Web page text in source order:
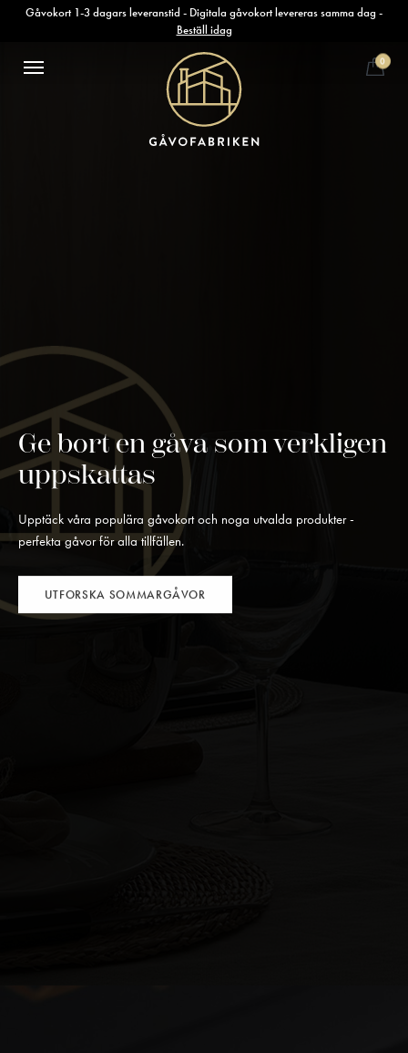
Gåvokort 1-3 dagars leveranstid - Digitala gåvokort levereras samma dag -
Beställ idag
0
Ge bort en gåva som verkligen
uppskattas
Upptäck våra populära gåvokort och noga utvalda produkter -
perfekta gåvor för alla tillfällen.
UTFORSKA SOMMARGÅVOR